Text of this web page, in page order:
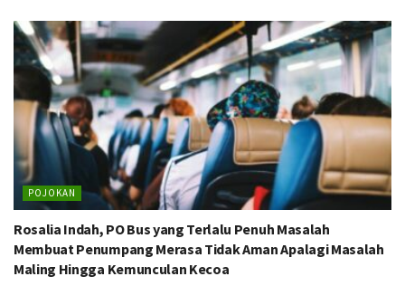
POJOKAN
Rosalia Indah, PO Bus yang Terlalu Penuh Masalah
Membuat Penumpang Merasa Tidak Aman Apalagi Masalah
Maling Hingga Kemunculan Kecoa